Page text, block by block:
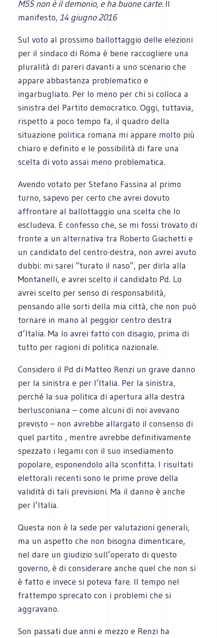
M5S non è il demonio, e ha buone carte. Il
manifesto, 14 giugno 2016
Sul voto al prossimo ballottaggio delle elezioni
per il sindaco di Roma è bene raccogliere una
pluralità di pareri davanti a uno scenario che
appare abbastanza problematico e
ingarbugliato. Per lo meno per chi si colloca a
sinistra del Partito democratico. Oggi, tuttavia,
rispetto a poco tempo fa, il quadro della
situazione politica romana mi appare molto più
chiaro e definito e le possibilità di fare una
scelta di voto assai meno problematica.
Avendo votato per Stefano Fassina al primo
turno, sapevo per certo che avrei dovuto
affrontare al ballottaggio una scelta che lo
escludeva. E confesso che, se mi fossi trovato di
fronte a un alternativa tra Roberto Giachetti e
un candidato del centro-destra, non avrei avuto
dubbi: mi sarei “turato il naso”, per dirla alla
Montanelli, e avrei scelto il candidato Pd. Lo
avrei scelto per senso di responsabilità,
pensando alle sorti della mia città, che non può
tornare in mano al peggior centro destra
d’Italia. Ma lo avrei fatto con disagio, prima di
tutto per ragioni di politica nazionale.
Considero il Pd di Matteo Renzi un grave danno
per la sinistra e per l’Italia. Per la sinistra,
perché la sua politica di apertura alla destra
berlusconiana – come alcuni di noi avevano
previsto – non avrebbe allargato il consenso di
quel partito , mentre avrebbe definitivamente
spezzato i legami con il suo insediamento
popolare, esponendolo alla sconfitta. I risultati
elettorali recenti sono le prime prove della
validità di tali previsioni. Ma il danno è anche
per l’Italia.
Questa non è la sede per valutazioni generali,
ma un aspetto che non bisogna dimenticare,
nel dare un giudizio sull’operato di questo
governo, è di considerare anche quel che non si
è fatto e invece si poteva fare. Il tempo nel
frattempo sprecato con i problemi che si
aggravano.
Son passati due anni e mezzo e Renzi ha